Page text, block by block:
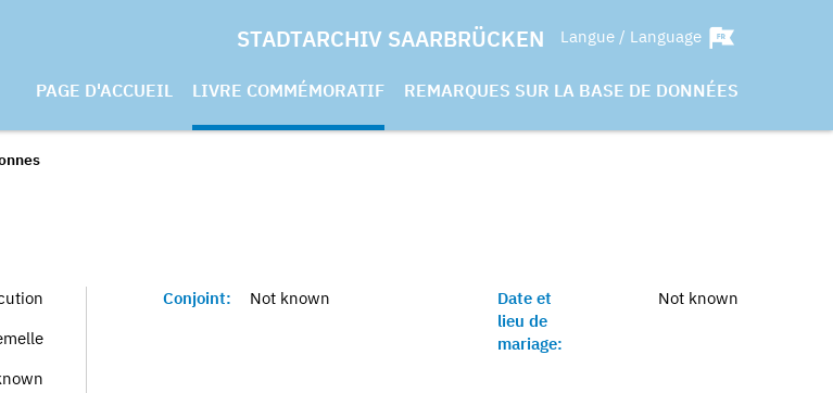
STADTARCHIV SAARBRÜCKEN Langue / Language
PAGE D'ACCUEIL LIVRE COMMÉMORATIF REMARQUES SUR LA BASE DE DONNÉES
Conjoint: Not known
Date et
lieu de
mariage:
Not known